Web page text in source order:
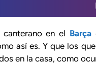
en el Barça
así es. Y que los
en la casa, como